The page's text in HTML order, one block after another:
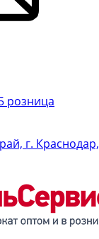
розница
г.